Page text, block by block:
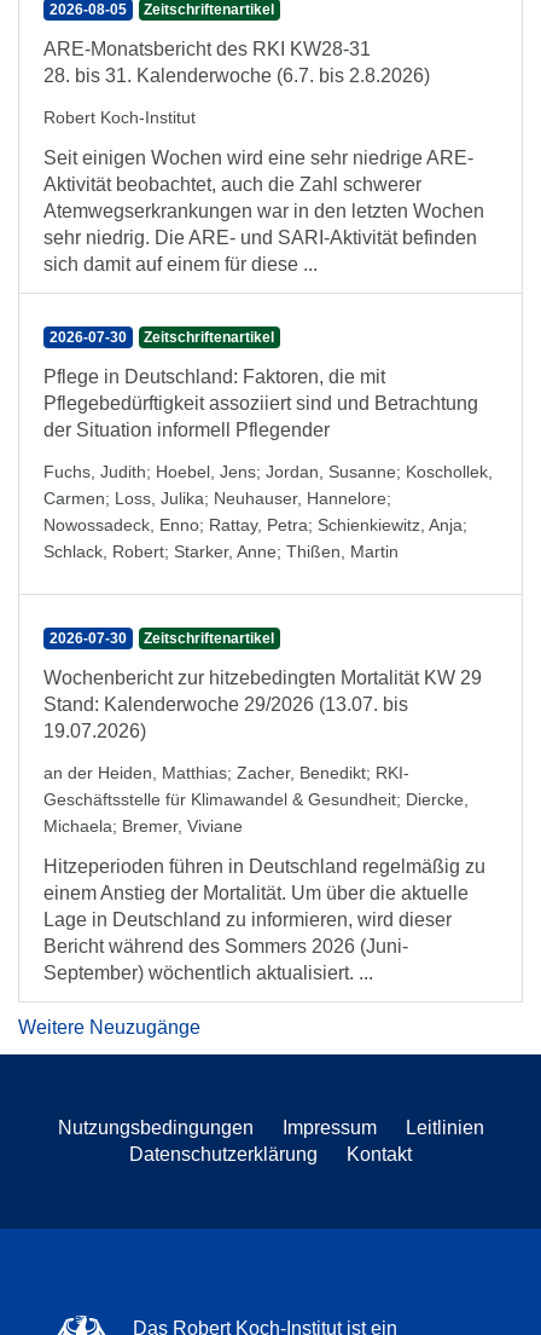
2026-08-05 Zeitschriftenartikel
ARE-Monatsbericht des RKI KW28-31
28. bis 31. Kalenderwoche (6.7. bis 2.8.2026)
Robert Koch-Institut
Seit einigen Wochen wird eine sehr niedrige ARE-
Aktivität beobachtet, auch die Zahl schwerer
Atemwegserkrankungen war in den letzten Wochen
sehr niedrig. Die ARE- und SARI-Aktivität befinden
sich damit auf einem für diese ...
2026-07-30 Zeitschriftenartikel
Pflege in Deutschland: Faktoren, die mit
Pflegebedürftigkeit assoziiert sind und Betrachtung
der Situation informell Pflegender
Fuchs, Judith; Hoebel, Jens; Jordan, Susanne; Koschollek,
Carmen; Loss, Julika; Neuhauser, Hannelore;
Nowossadeck, Enno; Rattay, Petra; Schienkiewitz, Anja;
Schlack, Robert; Starker, Anne; Thißen, Martin
2026-07-30 Zeitschriftenartikel
Wochenbericht zur hitzebedingten Mortalität KW 29
Stand: Kalenderwoche 29/2026 (13.07. bis
19.07.2026)
an der Heiden, Matthias; Zacher, Benedikt; RKI-
Geschäftsstelle für Klimawandel & Gesundheit; Diercke,
Michaela; Bremer, Viviane
Hitzeperioden führen in Deutschland regelmäßig zu
einem Anstieg der Mortalität. Um über die aktuelle
Lage in Deutschland zu informieren, wird dieser
Bericht während des Sommers 2026 (Juni-
September) wöchentlich aktualisiert. ...
Weitere Neuzugänge
Nutzungsbedingungen Impressum
Leitlinien
Datenschutzerklärung
Kontakt
Das Robert Koch-Institut ist ein